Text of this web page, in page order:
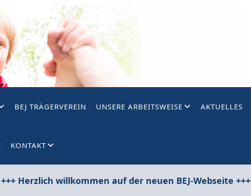
BEJ TRÄGERVEREIN UNSERE ARBEITSWEISE AKTUELLES
KONTAKT
+++ Herzlich willkommen auf der neuen BEJ-Webseite +++